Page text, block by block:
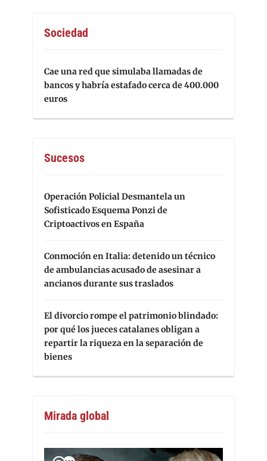
Sociedad
Cae una red que simulaba llamadas de
bancos y habría estafado cerca de 400.000
euros
Sucesos
Operación Policial Desmantela un
Sofisticado Esquema Ponzi de
Criptoactivos en España
Conmoción en Italia: detenido un técnico
de ambulancias acusado de asesinar a
ancianos durante sus traslados
El divorcio rompe el patrimonio blindado:
por qué los jueces catalanes obligan a
repartir la riqueza en la separación de
bienes
Mirada global